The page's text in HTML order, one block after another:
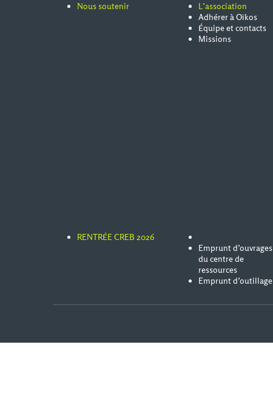
Nous soutenir
L’association
Adhérer à Oïkos
Équipe et contacts
Missions
RENTRÉE CREB 2026
Emprunt d’ouvrages
du centre de
ressources
Emprunt d’outillage